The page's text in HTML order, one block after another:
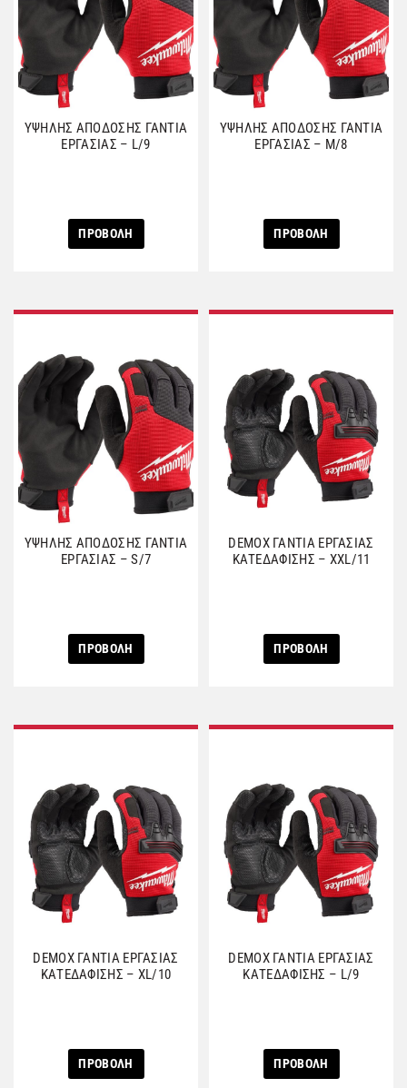
ΥΨΗΛΗΣ ΑΠΟΔΟΣΗΣ ΓΑΝΤΙΑ
ΕΡΓΑΣΙΑΣ – L/9
ΠΡΟΒΟΛΗ
ΥΨΗΛΗΣ ΑΠΟΔΟΣΗΣ ΓΑΝΤΙΑ
ΕΡΓΑΣΙΑΣ – M/8
ΠΡΟΒΟΛΗ
ΥΨΗΛΗΣ ΑΠΟΔΟΣΗΣ ΓΑΝΤΙΑ
ΕΡΓΑΣΙΑΣ – S/7
ΠΡΟΒΟΛΗ
DEMOX ΓΑΝΤΙΑ ΕΡΓΑΣΙΑΣ
ΚΑΤΕΔΑΦΙΣΗΣ – XXL/11
ΠΡΟΒΟΛΗ
DEMOX ΓΑΝΤΙΑ ΕΡΓΑΣΙΑΣ
ΚΑΤΕΔΑΦΙΣΗΣ – XL/10
ΠΡΟΒΟΛΗ
DEMOX ΓΑΝΤΙΑ ΕΡΓΑΣΙΑΣ
ΚΑΤΕΔΑΦΙΣΗΣ – L/9
ΠΡΟΒΟΛΗ